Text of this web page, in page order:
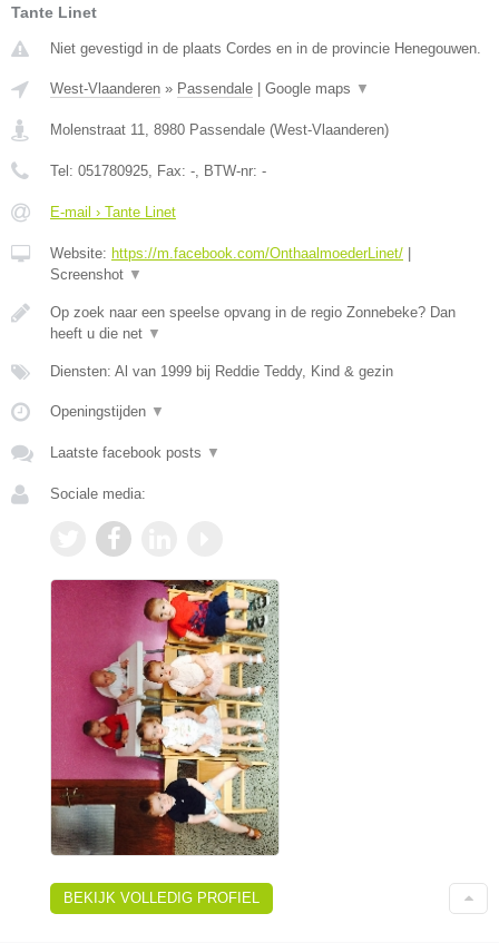
Tante Linet
Niet gevestigd in de plaats Cordes en in de provincie Henegouwen.
West-Vlaanderen » Passendale Google maps ▼
Molenstraat 11 8980 Passendale (West-Vlaanderen)
Tel: 051780925 , Fax: - , BTW-nr: -
E-mail › Tante Linet
Website: https://m.facebook.com/OnthaalmoederLinet/
Screenshot ▼
Op zoek naar een speelse opvang in de regio Zonnebeke? Dan
heeft u die net ▼
Diensten: Al van 1999 bij Reddie Teddy, Kind & gezin
Openingstijden ▼
Laatste facebook posts ▼
Sociale media:
BEKIJK VOLLEDIG PROFIEL